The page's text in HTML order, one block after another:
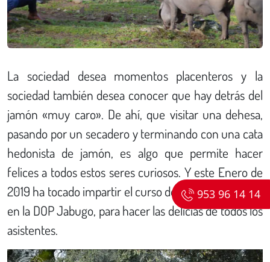
953 96 14 14
La sociedad desea momentos placenteros y la
sociedad también desea conocer que hay detrás del
jamón «muy caro». De ahí, que visitar una dehesa,
pasando por un secadero y terminando con una cata
hedonista de jamón, es algo que permite hacer
felices a todos estos seres curiosos. Y este Enero de
2019 ha tocado impartir el curso de Visita a la Dehesa
en la DOP Jabugo, para hacer las delicias de todos los
asistentes.